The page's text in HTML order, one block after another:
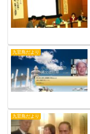
九官鳥だより
九官鳥だより